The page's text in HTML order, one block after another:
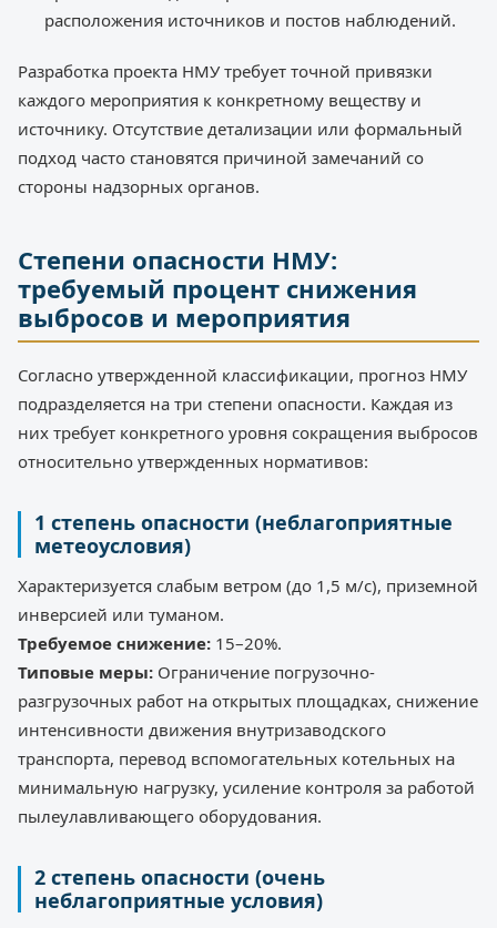
расположения источников и постов наблюдений.
Разработка проекта НМУ требует точной привязки
каждого мероприятия к конкретному веществу и
источнику. Отсутствие детализации или формальный
подход часто становятся причиной замечаний со
стороны надзорных органов.
Степени опасности НМУ:
требуемый процент снижения
выбросов и мероприятия
Согласно утвержденной классификации, прогноз НМУ
подразделяется на три степени опасности. Каждая из
них требует конкретного уровня сокращения выбросов
относительно утвержденных нормативов:
1 степень опасности (неблагоприятные
метеоусловия)
Характеризуется слабым ветром (до 1,5 м/с), приземной
инверсией или туманом.
Требуемое снижение: 15–20%.
Типовые меры: Ограничение погрузочно-
разгрузочных работ на открытых площадках, снижение
интенсивности движения внутризаводского
транспорта, перевод вспомогательных котельных на
минимальную нагрузку, усиление контроля за работой
пылеулавливающего оборудования.
2 степень опасности (очень
неблагоприятные условия)